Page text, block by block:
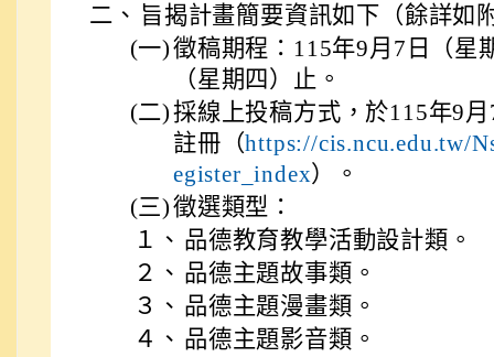
二、 旨揭計畫簡要資訊如下（餘詳如
(一)徵稿期程：115年9月7日（星
（星期四）止。
(二)採線上投稿方式，於115年9
註冊（https://cis.ncu.edu.tw/
egister_index）。
(三)徵選類型：
１、 品德教育教學活動設計類。
２、 品德主題故事類。
３、 品德主題漫畫類。
４、 品德主題影音類。